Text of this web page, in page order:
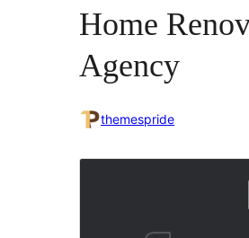
Home
Agency
themespride